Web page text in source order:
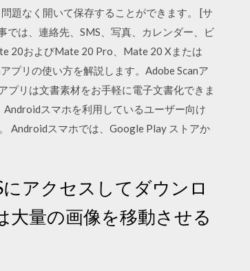
題なく開いて保存することができます。 [サ
は、連絡先、SMS、写真、カレンダー、ビ
20およびMate 20 Pro、Mate 20 Xまたは
プリの使い方を解説します。Adobe Scanア
プリは文書素材をお手軽に電子文書化できま
スマホを利用しているユーザー向け
Androidスマホでは、Google Play ストアか
アクセスしてダウンロ
大量の画像を移動させる